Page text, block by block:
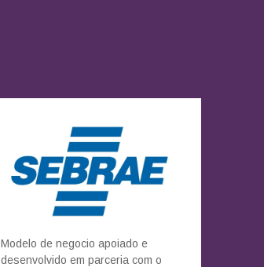
Modelo de negocio apoiado e
desenvolvido em parceria com o